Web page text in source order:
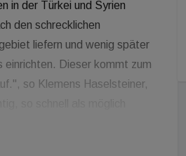
in der Türkei und Syrien
den schrecklichen
liefern und wenig später
einrichten. Dieser kommt zum
so Klemens Haselsteiner,